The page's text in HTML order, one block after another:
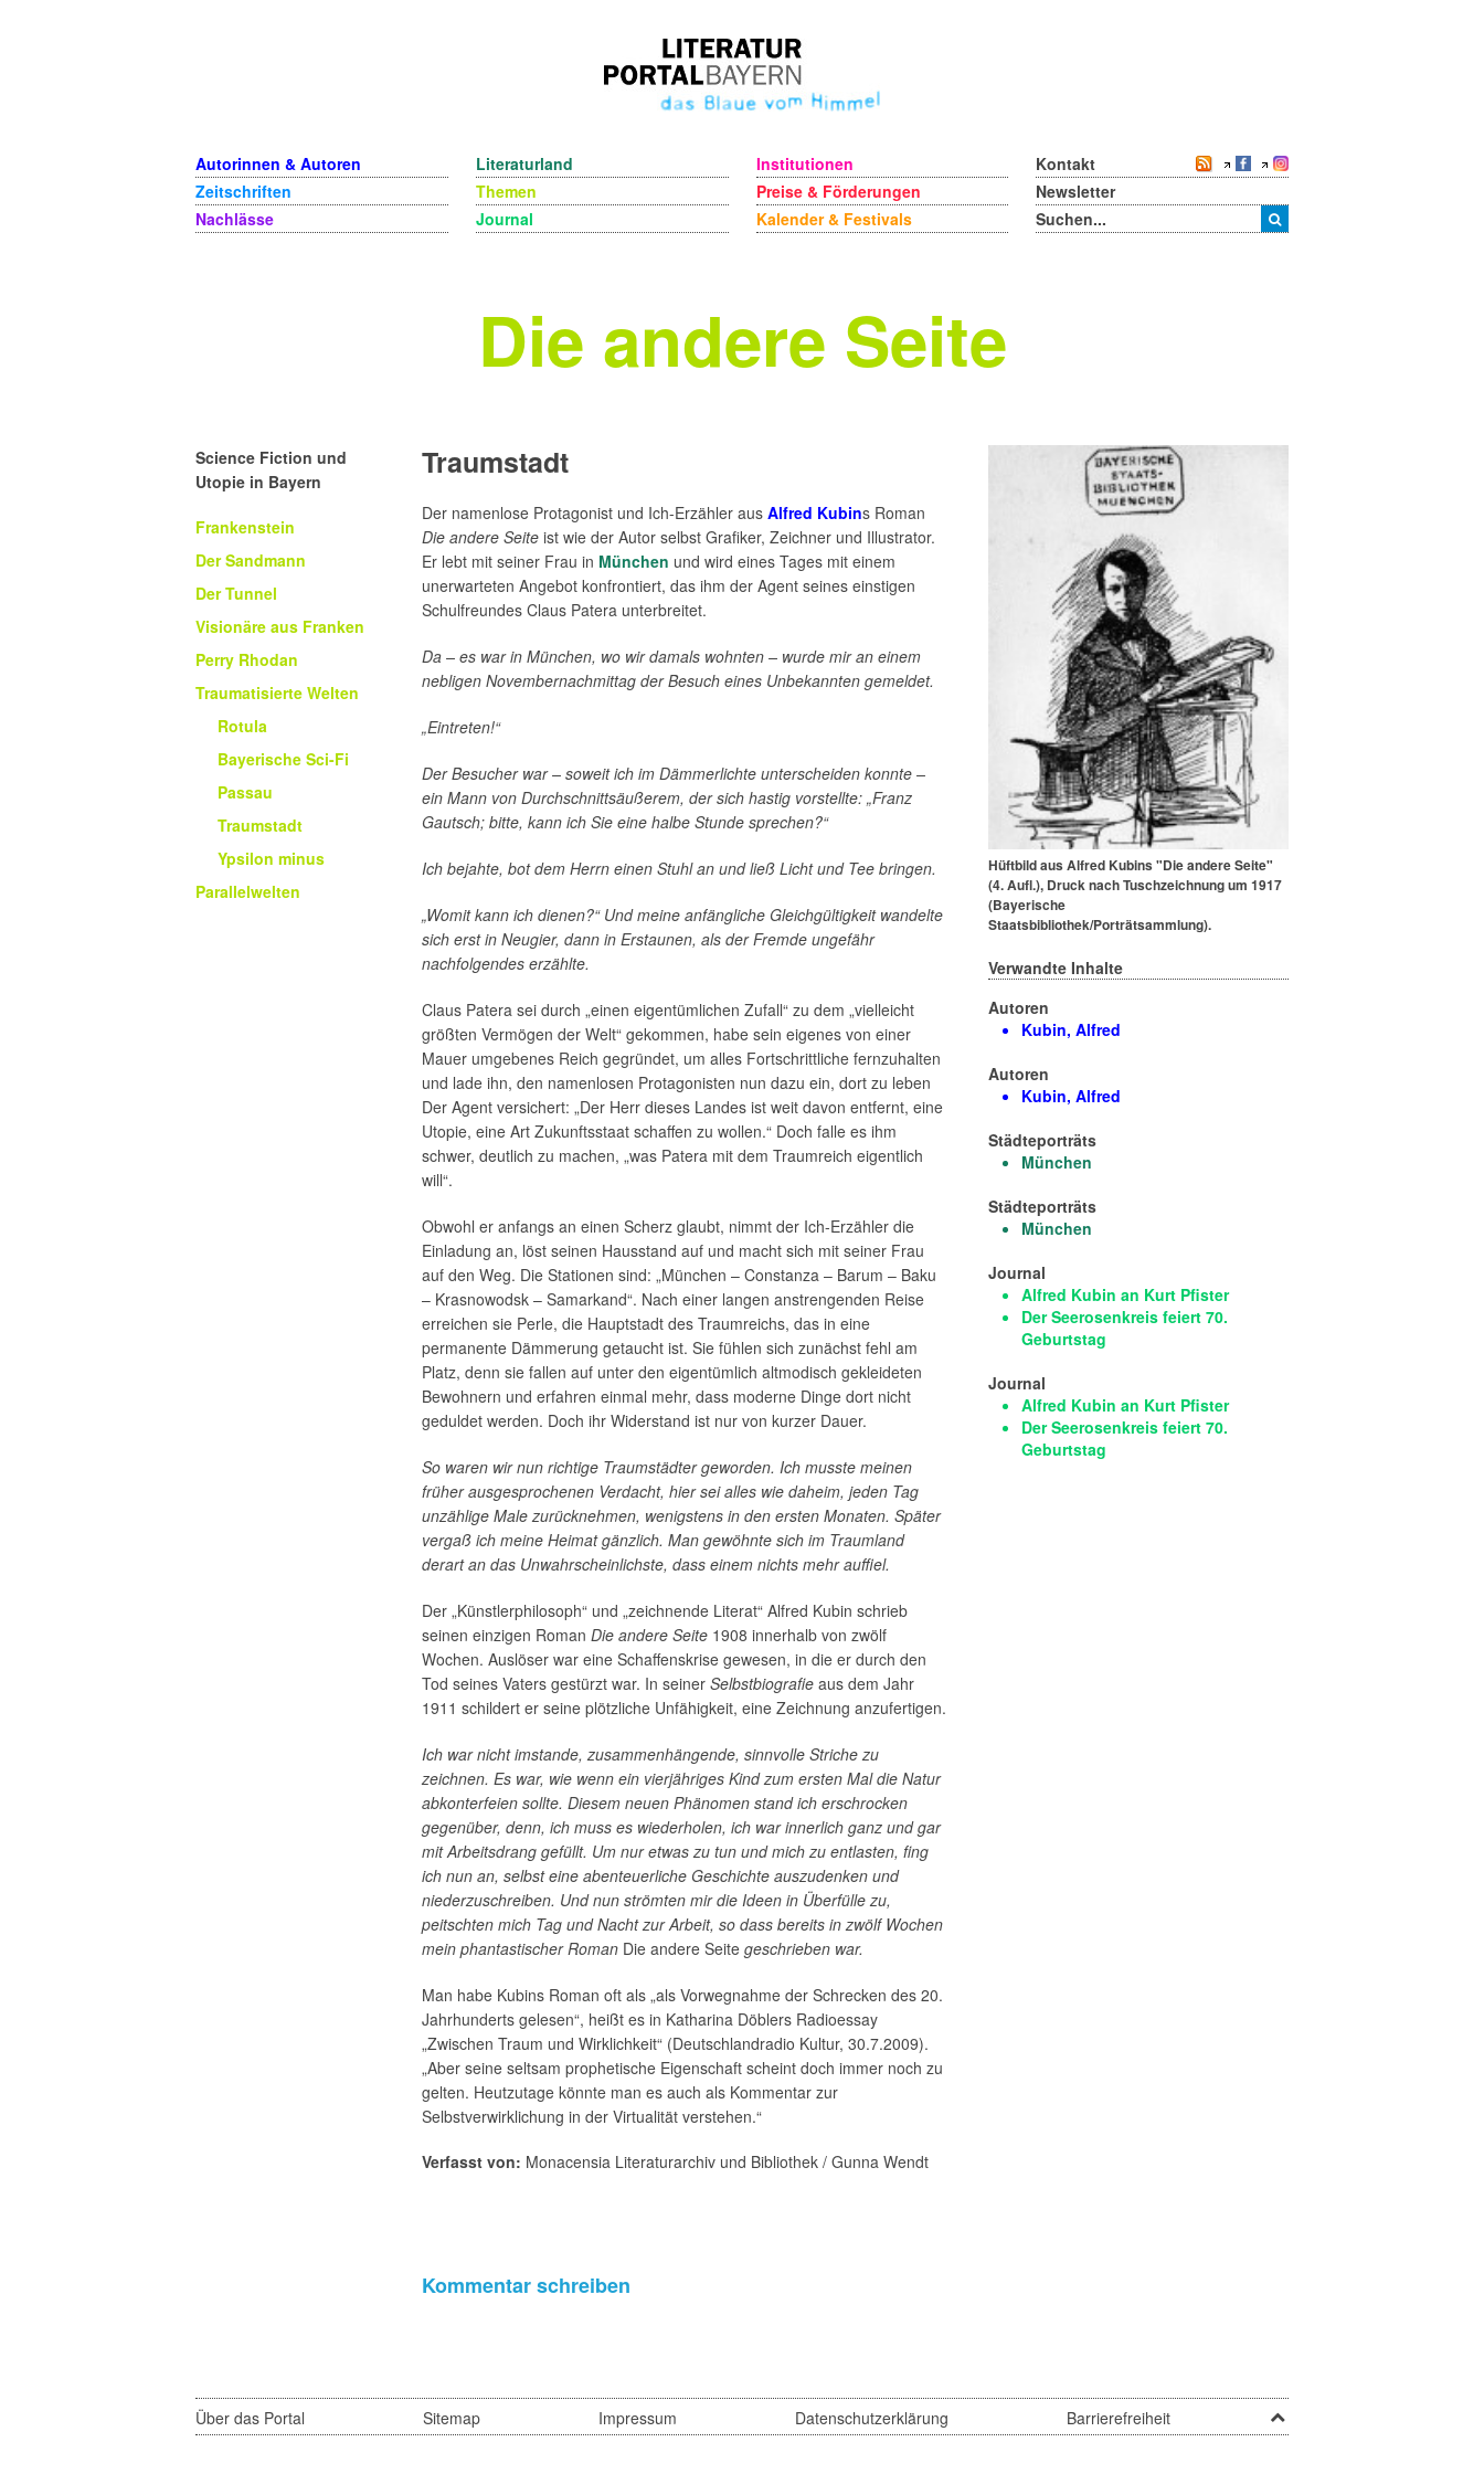
Autorinnen & Autoren
Zeitschriften
Nachlässe
Literaturland
Themen
Journal
Institutionen
Preise & Förderungen
Kalender & Festivals
Kontakt
Newsletter
Die andere Seite
Science Fiction und
Utopie in Bayern
Frankenstein
Der Sandmann
Der Tunnel
Visionäre aus Franken
Perry Rhodan
Traumatisierte Welten
Rotula
Bayerische Sci-Fi
Passau
Traumstadt
Ypsilon minus
Parallelwelten
Traumstadt
Der namenlose Protagonist und Ich-Erzähler aus Alfred Kubins Roman
Die andere Seite ist wie der Autor selbst Grafiker, Zeichner und Illustrator.
Er lebt mit seiner Frau in München und wird eines Tages mit einem
unerwarteten Angebot konfrontiert, das ihm der Agent seines einstigen
Schulfreundes Claus Patera unterbreitet.
Da – es war in München, wo wir damals wohnten – wurde mir an einem
nebligen Novembernachmittag der Besuch eines Unbekannten gemeldet.
„Eintreten!“
Der Besucher war – soweit ich im Dämmerlichte unterscheiden konnte –
ein Mann von Durchschnittsäußerem, der sich hastig vorstellte: „Franz
Gautsch; bitte, kann ich Sie eine halbe Stunde sprechen?“
Ich bejahte, bot dem Herrn einen Stuhl an und ließ Licht und Tee bringen.
„Womit kann ich dienen?“ Und meine anfängliche Gleichgültigkeit wandelte
sich erst in Neugier, dann in Erstaunen, als der Fremde ungefähr
nachfolgendes erzählte.
Claus Patera sei durch „einen eigentümlichen Zufall“ zu dem „vielleicht
größten Vermögen der Welt“ gekommen, habe sein eigenes von einer
Mauer umgebenes Reich gegründet, um alles Fortschrittliche fernzuhalten
und lade ihn, den namenlosen Protagonisten nun dazu ein, dort zu leben
Der Agent versichert: „Der Herr dieses Landes ist weit davon entfernt, eine
Utopie, eine Art Zukunftsstaat schaffen zu wollen.“ Doch falle es ihm
schwer, deutlich zu machen, „was Patera mit dem Traumreich eigentlich
will“.
Obwohl er anfangs an einen Scherz glaubt, nimmt der Ich-Erzähler die
Einladung an, löst seinen Hausstand auf und macht sich mit seiner Frau
auf den Weg. Die Stationen sind: „München – Constanza – Barum – Baku
– Krasnowodsk – Samarkand“. Nach einer langen anstrengenden Reise
erreichen sie Perle, die Hauptstadt des Traumreichs, das in eine
permanente Dämmerung getaucht ist. Sie fühlen sich zunächst fehl am
Platz, denn sie fallen auf unter den eigentümlich altmodisch gekleideten
Bewohnern und erfahren einmal mehr, dass moderne Dinge dort nicht
geduldet werden. Doch ihr Widerstand ist nur von kurzer Dauer.
So waren wir nun richtige Traumstädter geworden. Ich musste meinen
früher ausgesprochenen Verdacht, hier sei alles wie daheim, jeden Tag
unzählige Male zurücknehmen, wenigstens in den ersten Monaten. Später
vergaß ich meine Heimat gänzlich. Man gewöhnte sich im Traumland
derart an das Unwahrscheinlichste, dass einem nichts mehr auffiel.
Der „Künstlerphilosoph“ und „zeichnende Literat“ Alfred Kubin schrieb
seinen einzigen Roman Die andere Seite 1908 innerhalb von zwölf
Wochen. Auslöser war eine Schaffenskrise gewesen, in die er durch den
Tod seines Vaters gestürzt war. In seiner Selbstbiografie aus dem Jahr
1911 schildert er seine plötzliche Unfähigkeit, eine Zeichnung anzufertigen.
Ich war nicht imstande, zusammenhängende, sinnvolle Striche zu
zeichnen. Es war, wie wenn ein vierjähriges Kind zum ersten Mal die Natur
abkonterfeien sollte. Diesem neuen Phänomen stand ich erschrocken
gegenüber, denn, ich muss es wiederholen, ich war innerlich ganz und gar
mit Arbeitsdrang gefüllt. Um nur etwas zu tun und mich zu entlasten, fing
ich nun an, selbst eine abenteuerliche Geschichte auszudenken und
niederzuschreiben. Und nun strömten mir die Ideen in Überfülle zu,
peitschten mich Tag und Nacht zur Arbeit, so dass bereits in zwölf Wochen
mein phantastischer Roman Die andere Seite geschrieben war.
Man habe Kubins Roman oft als „als Vorwegnahme der Schrecken des 20.
Jahrhunderts gelesen“, heißt es in Katharina Döblers Radioessay
„Zwischen Traum und Wirklichkeit“ (Deutschlandradio Kultur, 30.7.2009).
„Aber seine seltsam prophetische Eigenschaft scheint doch immer noch zu
gelten. Heutzutage könnte man es auch als Kommentar zur
Selbstverwirklichung in der Virtualität verstehen.“
Verfasst von: Monacensia Literaturarchiv und Bibliothek / Gunna Wendt
Hüftbild aus Alfred Kubins "Die andere Seite"
(4. Aufl.), Druck nach Tuschzeichnung um 1917
(Bayerische
Staatsbibliothek/Porträtsammlung).
Verwandte Inhalte
Autoren
Kubin, Alfred
Autoren
Kubin, Alfred
Städteporträts
München
Städteporträts
München
Journal
Alfred Kubin an Kurt Pfister
Der Seerosenkreis feiert 70.
Geburtstag
Journal
Alfred Kubin an Kurt Pfister
Der Seerosenkreis feiert 70.
Geburtstag
Kommentar schreiben
Über das Portal Sitemap Impressum Datenschutzerklärung Barrierefreiheit